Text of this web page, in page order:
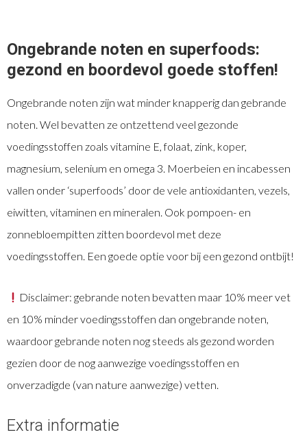
Ongebrande noten en superfoods:
gezond en boordevol goede stoffen!
Ongebrande noten zijn wat minder knapperig dan gebrande
noten. Wel bevatten ze ontzettend veel gezonde
voedingsstoffen zoals vitamine E, folaat, zink, koper,
magnesium, selenium en omega 3. Moerbeien en incabessen
vallen onder ‘superfoods’ door de vele antioxidanten, vezels,
eiwitten, vitaminen en mineralen. Ook pompoen- en
zonnebloempitten zitten boordevol met deze
voedingsstoffen. Een goede optie voor bij een gezond ontbijt!
Disclaimer: gebrande noten bevatten maar 10% meer vet
en 10% minder voedingsstoffen dan ongebrande noten,
waardoor gebrande noten nog steeds als gezond worden
gezien door de nog aanwezige voedingsstoffen en
onverzadigde (van nature aanwezige) vetten.
Extra informatie